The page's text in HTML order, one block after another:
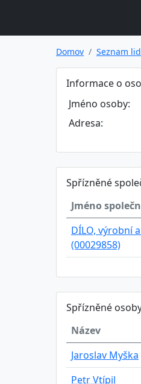
Domov Seznam
Informace o
Jméno osoby:
Adresa:
Spřízněné
Jméno
DÍLO, výrobní
(00029858)
Spřízněné
Název
Jaroslav Myška
Petr Vtípil